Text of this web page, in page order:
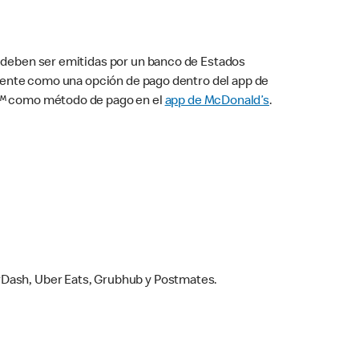
ser emitidas por un banco de Estados
como una opción de pago dentro del app de
como método de pago en elapp de McDonald’s.
Uber Eats, Grubhub y Postmates.